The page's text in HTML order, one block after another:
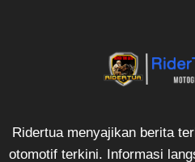
Ridertua menyajikan berita
otomotif terkini. Informasi